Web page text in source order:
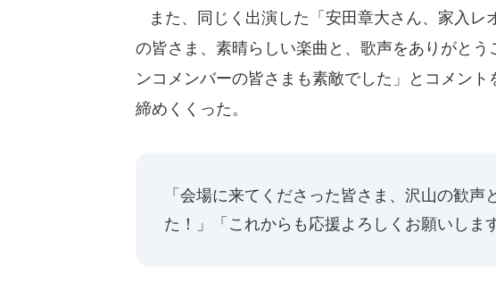
また、同じく出演した「安田章大さん、家入レ
の皆さま、素晴らしい楽曲と、歌声をありがと
ンコメンバーの皆さまも素敵でした」とコメン
締めくくった。
「会場に来てくださった皆さま、沢山の歓声
た！」「これからも応援よろしくお願いしま